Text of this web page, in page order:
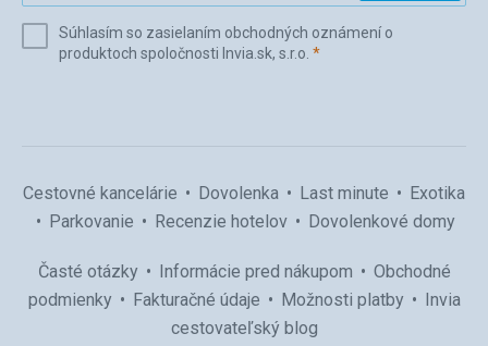
(povinné)
Súhlasím so zasielaním obchodných oznámení o
produktoch spoločnosti Invia.sk, s.r.o. *(povinné)
Cestovné kancelárie Dovolenka Last minute
Exotika
Parkovanie
Recenzie hotelov Dovolenkové domy
Časté otázky Informácie pred nákupom
Obchodné
podmienky
Fakturačné údaje Možnosti platby
Invia
cestovateľský blog